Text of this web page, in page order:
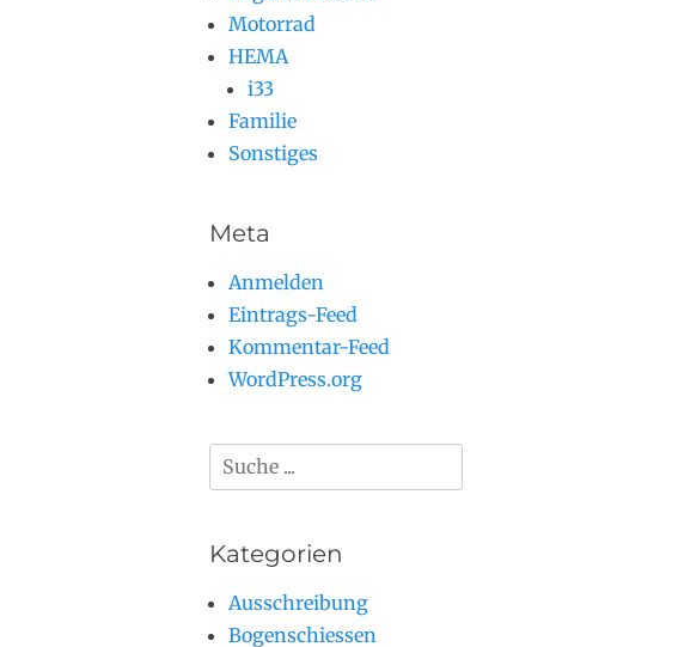
Motorrad
HEMA
i33
Familie
Sonstiges
Meta
Anmelden
Eintrags-Feed
Kommentar-Feed
WordPress.org
Suchen
nach:
Kategorien
Ausschreibung
Bogenschiessen